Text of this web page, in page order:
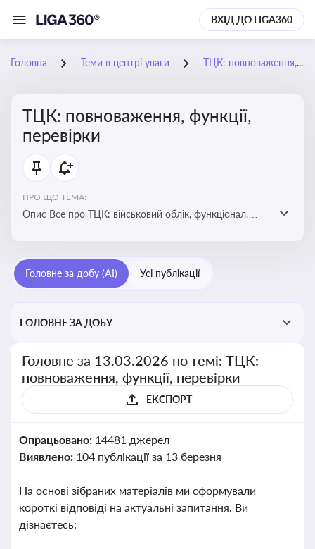
ВХІД ДО LIGA360
Головна Теми в центрі уваги ТЦК: повноваження, функції, перевірки
ТЦК: повноваження, функції,
перевірки
ПРО ЩО ТЕМА:
Опис Все про ТЦК: військовий облік, функціонал,
Головне за добу (AI) Усі публікації
ГОЛОВНЕ ЗА ДОБУ
Головне за 13.03.2026 по темі: ТЦК:
повноваження, функції, перевірки
ЕКСПОРТ
Опрацьовано: 14481 джерел
Виявлено: 104 публікації за 13 березня
На основі зібраних матеріалів ми сформували
короткі відповіді на актуальні запитання. Ви
дізнаєтесь: